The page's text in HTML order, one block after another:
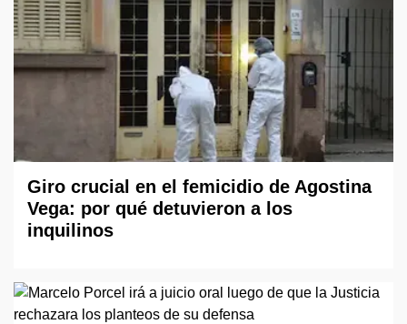
Giro crucial en el femicidio de Agostina
Vega: por qué detuvieron a los
inquilinos